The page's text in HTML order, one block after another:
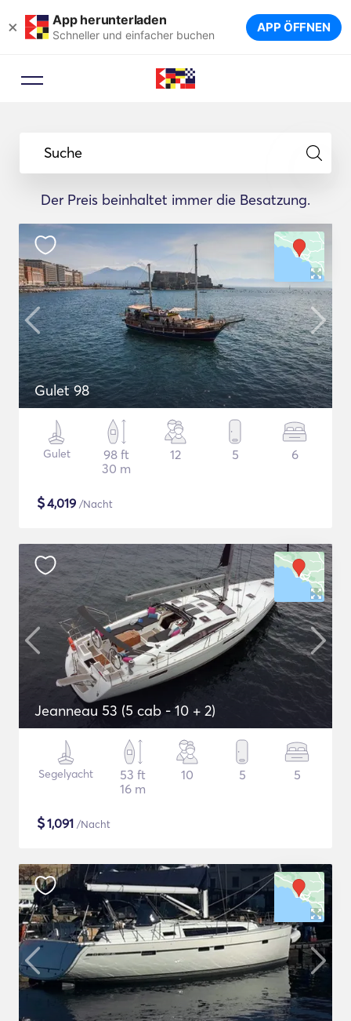
× App herunterladen
Schneller und einfacher buchen APP ÖFFNEN
Suche
Der Preis beinhaltet immer die Besatzung.
Gulet 98
Gulet
98 ft
30 m
12 5 6
$4,019 /Nacht
Jeanneau 53 (5 cab - 10 + 2)
Segelyacht
53 ft
16 m
10 5 5
$1,091 /Nacht